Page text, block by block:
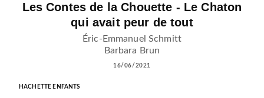
Les Contes de la Chouette - Le Chaton
qui avait peur de tout
Éric-Emmanuel Schmitt
Barbara Brun
16/06/2021
HACHETTE ENFANTS